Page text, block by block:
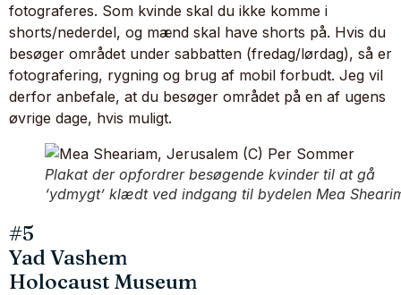
fotograferes. Som kvinde skal du ikke komme i
shorts/nederdel, og mænd skal have shorts på. Hvis du
besøger området under sabbatten (fredag/lørdag), så er
fotografering, rygning og brug af mobil forbudt. Jeg vil
derfor anbefale, at du besøger området på en af ugens
øvrige dage, hvis muligt.
Plakat der opfordrer besøgende kvinder til at gå
‘ydmygt’ klædt ved indgang til bydelen Mea
#5
Yad Vashem
Holocaust Museum